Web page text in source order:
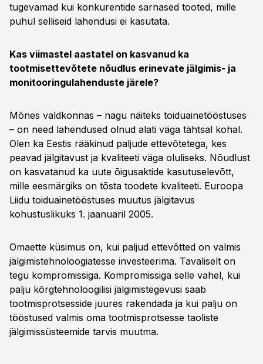
tugevamad kui konkurentide sarnased tooted, mille
puhul selliseid lahendusi ei kasutata.
Kas viimastel aastatel on kasvanud ka
tootmisettevõtete nõudlus erinevate jälgimis- ja
monitooringulahenduste järele?
Mõnes valdkonnas – nagu näiteks toiduainetööstuses
– on need lahendused olnud alati väga tähtsal kohal.
Olen ka Eestis rääkinud paljude ettevõtetega, kes
peavad jälgitavust ja kvaliteeti väga oluliseks. Nõudlust
on kasvatanud ka uute õigusaktide kasutuselevõtt,
mille eesmärgiks on tõsta toodete kvaliteeti. Euroopa
Liidu toiduainetööstuses muutus jälgitavus
kohustuslikuks 1. jaanuaril 2005.
Omaette küsimus on, kui paljud ettevõtted on valmis
jälgimistehnoloogiatesse investeerima. Tavaliselt on
tegu kompromissiga. Kompromissiga selle vahel, kui
palju kõrgtehnoloogilisi jälgimistegevusi saab
tootmisprotsesside juures rakendada ja kui palju on
tööstused valmis oma tootmisprotsesse taoliste
jälgimissüsteemide tarvis muutma.